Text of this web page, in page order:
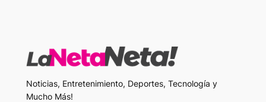
Noticias, Entretenimiento, Deportes, Tecnología y
Mucho Más!